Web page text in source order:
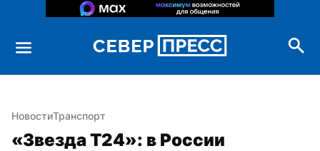
НовостиТранспорт
«Звезда Т24»: в России